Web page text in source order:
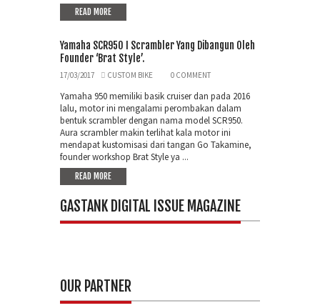
READ MORE
Yamaha SCR950 I Scrambler Yang Dibangun Oleh
Founder ‘Brat Style’.
17/03/2017 CUSTOM BIKE 0 COMMENT
Yamaha 950 memiliki basik cruiser dan pada 2016
lalu, motor ini mengalami perombakan dalam
bentuk scrambler dengan nama model SCR950.
Aura scrambler makin terlihat kala motor ini
mendapat kustomisasi dari tangan Go Takamine,
founder workshop Brat Style ya ...
READ MORE
GASTANK DIGITAL ISSUE MAGAZINE
OUR PARTNER